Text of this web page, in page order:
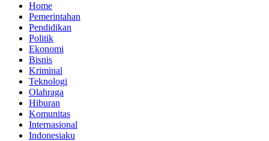
Home
Pemerintahan
Pendidikan
Politik
Ekonomi
Bisnis
Kriminal
Teknologi
Olahraga
Hiburan
Komunitas
Internasional
Indonesiaku